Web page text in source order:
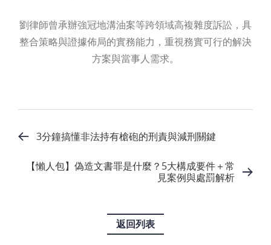
劉律師曾承辦強冠地溝油案等跨領域高複雜度訴訟，具
整合策略與證據佈局的實務能力，重視務實可行的解決
方案與當事人需求。
3分鐘搞懂非法持有槍砲的刑責與減刑關鍵
【懶人包】偽造文書罪是什麼？5大構成要件＋常
見案例與處罰解析
返回列表